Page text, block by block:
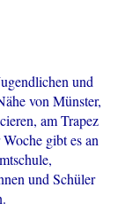
und
von Münster,
am Trapez
gibt es an
und Schüler